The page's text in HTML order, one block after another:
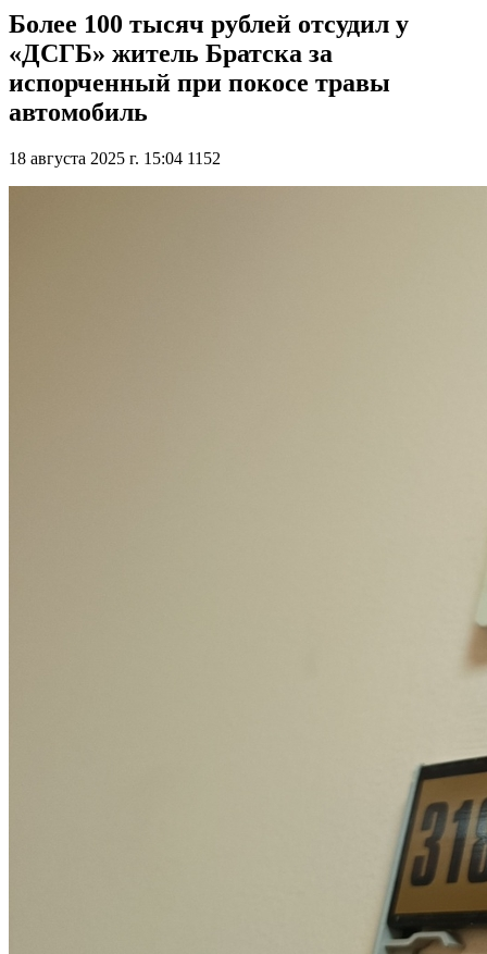
Более 100 тысяч рублей отсудил у
«ДСГБ» житель Братска за
испорченный при покосе травы
автомобиль
18 августа 2025 г. 15:04 1152